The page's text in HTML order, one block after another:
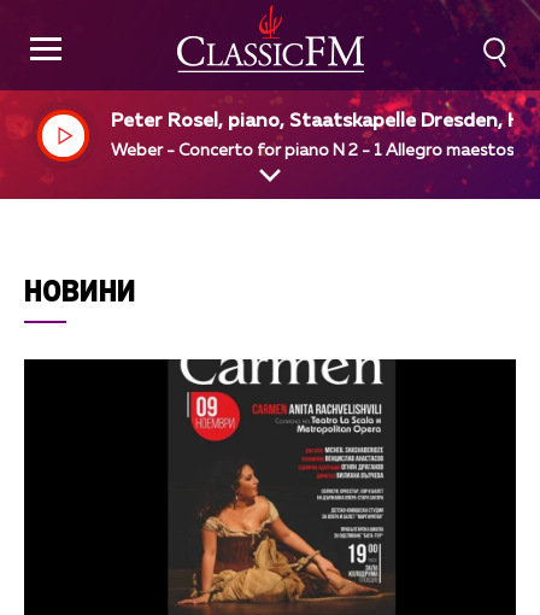
Peter Rosel, piano, Staatskapelle Dresden,
ert Blomstedt, dir
Weber - Concerto for piano N 2 - 1 Allegro maestoso
НОВИНИ